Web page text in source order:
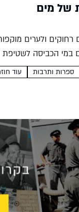
של מים
ולערים
במי הכביסה
ספרות ותרבות עוד